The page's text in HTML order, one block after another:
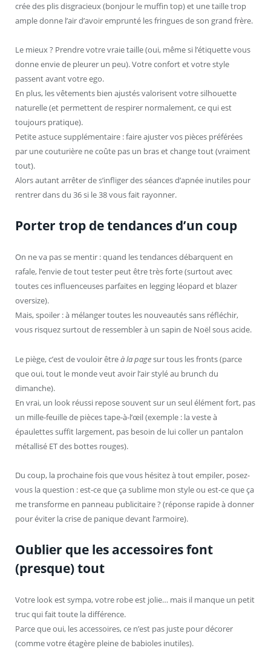
crée des plis disgracieux (bonjour le muffin top) et une taille trop
ample donne l’air d’avoir emprunté les fringues de son grand frère.
Le mieux ? Prendre votre vraie taille (oui, même si l’étiquette vous
donne envie de pleurer un peu). Votre confort et votre style
passent avant votre ego.
En plus, les vêtements bien ajustés valorisent votre silhouette
naturelle (et permettent de respirer normalement, ce qui est
toujours pratique).
Petite astuce supplémentaire : faire ajuster vos pièces préférées
par une couturière ne coûte pas un bras et change tout (vraiment
tout).
Alors autant arrêter de s’infliger des séances d’apnée inutiles pour
rentrer dans du 36 si le 38 vous fait rayonner.
Porter trop de tendances d’un coup
On ne va pas se mentir : quand les tendances débarquent en
rafale, l’envie de tout tester peut être très forte (surtout avec
toutes ces influenceuses parfaites en legging léopard et blazer
oversize).
Mais, spoiler : à mélanger toutes les nouveautés sans réfléchir,
vous risquez surtout de ressembler à un sapin de Noël sous acide.
Le piège, c’est de vouloir êtreà la pagesur tous les fronts (parce
que oui, tout le monde veut avoir l’air stylé au brunch du
dimanche).
En vrai, un look réussi repose souvent sur un seul élément fort, pas
un mille-feuille de pièces tape-à-l’œil (exemple : la veste à
épaulettes suffit largement, pas besoin de lui coller un pantalon
métallisé ET des bottes rouges).
Du coup, la prochaine fois que vous hésitez à tout empiler, posez-
vous la question : est-ce que ça sublime mon style ou est-ce que ça
me transforme en panneau publicitaire ? (réponse rapide à donner
pour éviter la crise de panique devant l’armoire).
Oublier que les accessoires font
(presque) tout
Votre look est sympa, votre robe est jolie… mais il manque un petit
truc qui fait toute la différence.
Parce que oui, les accessoires, ce n’est pas juste pour décorer
(comme votre étagère pleine de babioles inutiles).